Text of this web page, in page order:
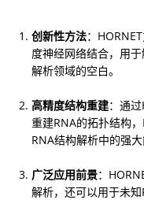
创新性方法：
度神经网络结合，用
解析领域的空白。
高精度结构重建：通
重建RNA的拓扑结构
RNA结构解析中的强大
广泛应用前景：
解析，还可以用于未